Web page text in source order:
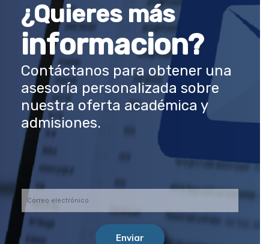
¿Quieres más
informacion?
Contáctanos para obtener una
asesoría personalizada sobre
nuestra oferta académica y
admisiones.
Enviar